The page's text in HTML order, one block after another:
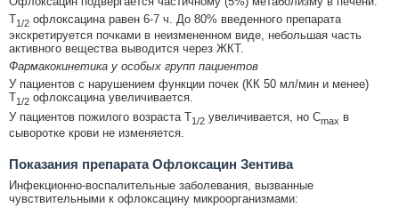
Т1/2 офлоксацина равен 6-7 ч. До 80% введенного препарата
экскретируется почками в неизмененном виде, небольшая часть
активного вещества выводится через ЖКТ.
Фармакокинетика у особых групп пациентов
У пациентов с нарушением функции почек (КК 50 мл/мин и менее)
Т1/2 офлоксацина увеличивается.
У пациентов пожилого возраста Т1/2 увеличивается, но Cmax в
сыворотке крови не изменяется.
Показания препарата Офлоксацин Зентива
Инфекционно-воспалительные заболевания, вызванные
чувствительными к офлоксацину микроорганизмами: